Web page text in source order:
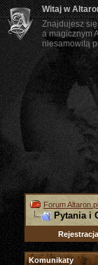
Witaj w
Znajdujesz
a magicznym
niesamowitą
Forum Altaron.pl
Pytania i
Rejestracja
Komunikaty